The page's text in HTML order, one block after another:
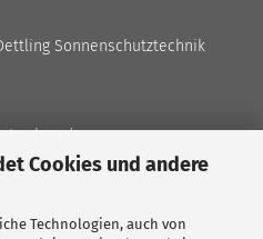
Cookies und andere
Technologien, auch von
Sonnenschutztechnik
shop.de